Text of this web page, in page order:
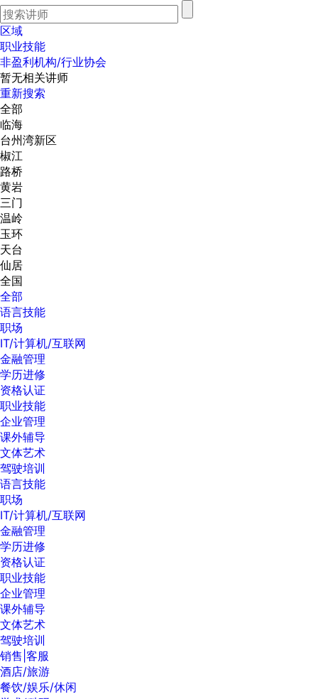
区域
职业技能
非盈利机构/行业协会
暂无相关讲师
重新搜索
全部
临海
台州湾新区
椒江
路桥
黄岩
三门
温岭
玉环
天台
仙居
全国
全部
语言技能
职场
IT/计算机/互联网
金融管理
学历进修
资格认证
职业技能
企业管理
课外辅导
文体艺术
驾驶培训
语言技能
职场
IT/计算机/互联网
金融管理
学历进修
资格认证
职业技能
企业管理
课外辅导
文体艺术
驾驶培训
销售|客服
酒店/旅游
餐饮/娱乐/休闲